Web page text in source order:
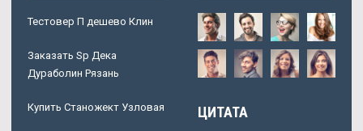
Тестовер П дешево Клин
Заказать Sp Дека
Дураболин Рязань
Купить Станожект Узловая ЦИТАТА